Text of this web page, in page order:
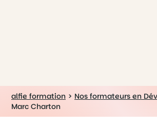
alfie formation > Nos formateurs en
Marc Charton